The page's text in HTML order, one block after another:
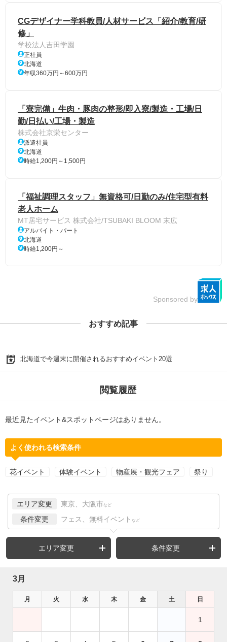
CGデザイナー学科教員/人材サービス「紹介/教育/研
修」
学校法人吉田学園
正社員
北海道
年収360万円～600万円
「寮完備」牛肉・豚肉の整形/即入寮/製造・工場/日
勤/日払い/工場・製造
株式会社京栄センター
派遣社員
北海道
時給1,200円～1,500円
「福祉調理スタッフ」無資格可/日勤のみ/住宅型有料
老人ホーム
MT居宅サービス 株式会社/TSUBAKI BLOOM 末広
アルバイト・パート
北海道
時給1,200円～
Sponsored by
おすすめ記事
北海道で今週末に開催されるおすすめイベント20選
閲覧履歴
最近見たイベント&スポットページはありません。
よく使われる検索条件
花イベント 体験イベント 物産展・観光フェア 祭り
エリア変更 東京、大阪市 など
条件変更 フェス、無料イベント など
エリア変更 条件変更
3月
月 火 水 木 金 土 日
1